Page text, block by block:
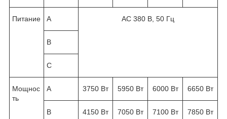
Питание A AC 380 В, 50 Гц
B
C
Мощнос
ть
А 3750 Вт 5950 Вт 6000 Вт 6650 Вт
В 4150 Вт 7050 Вт 7100 Вт 7850 Вт